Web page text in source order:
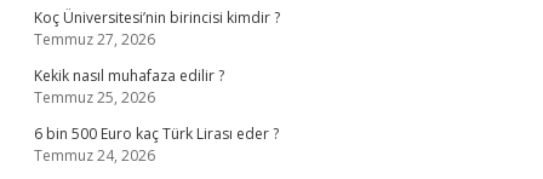
Koç Üniversitesi’nin birincisi kimdir ?
Temmuz 27, 2026
Kekik nasıl muhafaza edilir ?
Temmuz 25, 2026
6 bin 500 Euro kaç Türk Lirası eder ?
Temmuz 24, 2026